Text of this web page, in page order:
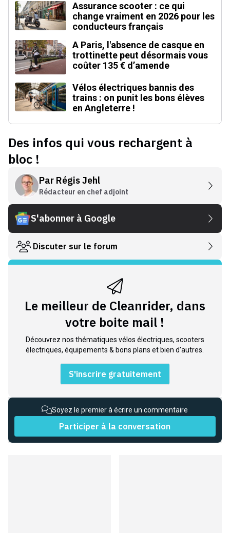
Assurance scooter : ce qui
change vraiment en 2026 pour les
conducteurs français
A Paris, l'absence de casque en
trottinette peut désormais vous
coûter 135 € d’amende
Vélos électriques bannis des
trains : on punit les bons élèves
en Angleterre !
Des infos qui vous rechargent à
bloc !
Par Régis Jehl
Rédacteur en chef adjoint
S'abonner à Google
Discuter sur le forum
Le meilleur de Cleanrider, dans
votre boite mail !
Découvrez nos thématiques vélos électriques, scooters
électriques, équipements & bons plans et bien d'autres.
S'inscrire gratuitement
Soyez le premier à écrire un commentaire
Participer à la conversation